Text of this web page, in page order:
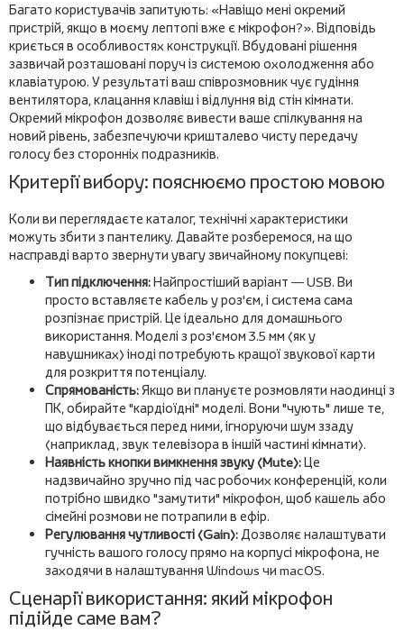
Багато користувачів запитують: «Навіщо мені окремий
пристрій, якщо в моєму лептопі вже є мікрофон?». Відповідь
криється в особливостях конструкції. Вбудовані рішення
зазвичай розташовані поруч із системою охолодження або
клавіатурою. У результаті ваш співрозмовник чує гудіння
вентилятора, клацання клавіш і відлуння від стін кімнати.
Окремий мікрофон дозволяє вивести ваше спілкування на
новий рівень, забезпечуючи кришталево чисту передачу
голосу без сторонніх подразників.
Критерії вибору: пояснюємо простою мовою
Коли ви переглядаєте каталог, технічні характеристики
можуть збити з пантелику. Давайте розберемося, на що
насправді варто звернути увагу звичайному покупцеві:
Тип підключення:Найпростіший варіант — USB. Ви
просто вставляєте кабель у роз'єм, і система сама
розпізнає пристрій. Це ідеально для домашнього
використання. Моделі з роз'ємом 3.5 мм (як у
навушниках) іноді потребують кращої звукової карти
для розкриття потенціалу.
Спрямованість:Якщо ви плануєте розмовляти наодинці з
ПК, обирайте "кардіоїдні" моделі. Вони "чують" лише те,
що відбувається перед ними, ігноруючи шум ззаду
(наприклад, звук телевізора в іншій частині кімнати).
Наявність кнопки вимкнення звуку (Mute):Це
надзвичайно зручно під час робочих конференцій, коли
потрібно швидко "замутити" мікрофон, щоб кашель або
сімейні розмови не потрапили в ефір.
Регулювання чутливості (Gain):Дозволяє налаштувати
гучність вашого голосу прямо на корпусі мікрофона, не
заходячи в налаштування Windows чи macOS.
Сценарії використання: який мікрофон
підійде саме вам?